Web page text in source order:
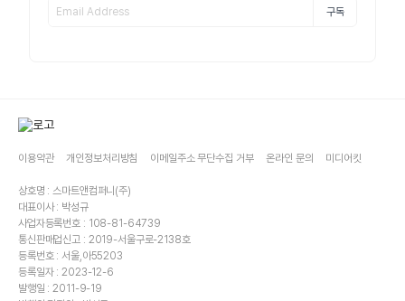
구독
이용약관 개인정보처리방침 이메일주소 무단수집 거부 온라인 문의 미디어킷
상호명 : 스마트앤컴퍼니(주)
대표이사 : 박성규
사업자등록번호 : 108-81-64739
통신판매업신고 : 2019-서울구로-2138호
등록번호 : 서울,아55203
등록일자 : 2023-12-6
발행일 : 2011-9-19